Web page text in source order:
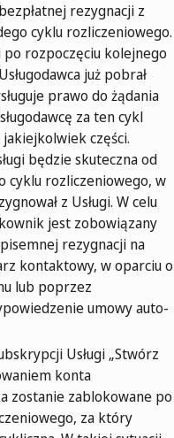
rezygnacji z
cyklu rozliczeniowego.
po rozpoczęciu kolejnego
już pobrał
prawo do żądania
za ten cykl
części.
będzie skuteczna od
cyklu rozliczeniowego, w
z Usługi. W celu
jest zobowiązany
rezygnacji na
kontaktowy, w oparciu o
lub poprzez
umowy auto-
Usługi „Stwórz
konta
zostanie zablokowane po
za który